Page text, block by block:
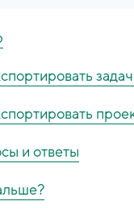
и ответы